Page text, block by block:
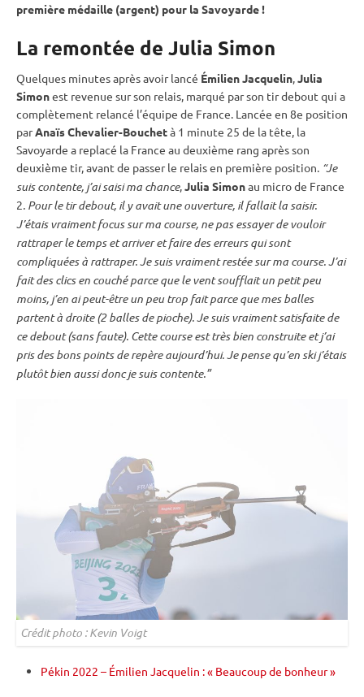
première médaille (argent) pour la Savoyarde !
La remontée de Julia Simon
Quelques minutes après avoir lancé Émilien Jacquelin,Julia
Simonest revenue sur son relais, marqué par son tirdebout qui a
complètement relancé l’équipe de France. Lancée en 8e position
parAnaïs Chevalier-Bouchetà 1 minute 25 de la tête, la
Savoyarde a replacé la France au deuxième rang après son
deuxième tir, avant de passer le relaisen première position. “Je
suis contente, j’ai saisi ma chance,Julia Simonau micro de France
2. Pour le tirdebout, il y avait une ouverture, il fallait la saisir.
J’étais vraiment focus sur ma course, ne pas essayer de vouloir
rattraper le temps et arriver et faire des erreurs qui sont
compliquées à rattraper. Je suis vraiment restée sur ma course. J’ai
fait des clics en couchéparce que le vent soufflait un petit peu
moins, j’en ai peut-être un peu trop fait parce que mes balles
partent à droite (2balles de pioche). Je suis vraiment satisfaite de
cedebout(sans faute). Cette course est très bien construite et j’ai
pris des bons points de repère aujourd’hui. Je pense qu’en ski j’étais
plutôt bien aussi donc je suis contente.”
Crédit photo : Kevin Voigt
Pékin 2022 – Émilien Jacquelin : « Beaucoup de bonheur »